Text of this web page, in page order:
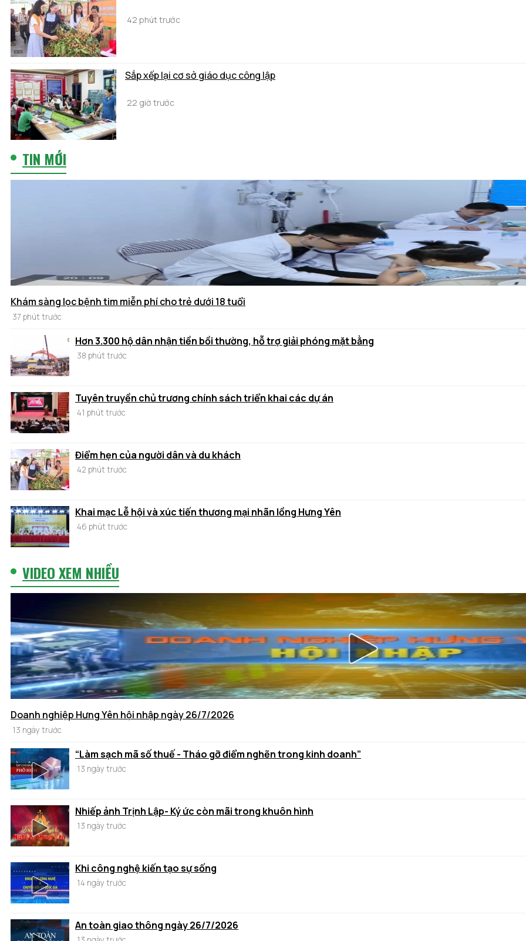
42 phút trước
Sắp xếp lại cơ sở giáo dục công lập
22 giờ trước
TIN MỚI
Khám sàng lọc bệnh tim miễn phí cho trẻ dưới 18 tuổi
37 phút trước
Hơn 3.300 hộ dân nhận tiền bồi thường, hỗ trợ giải phóng mặt bằng
38 phút trước
Tuyên truyền chủ trương chính sách triển khai các dự án
41 phút trước
Điểm hẹn của người dân và du khách
42 phút trước
Khai mạc Lễ hội và xúc tiến thương mại nhãn lồng Hưng Yên
46 phút trước
VIDEO XEM NHIỀU
Doanh nghiệp Hưng Yên hội nhập ngày 26/7/2026
13 ngày trước
“Làm sạch mã số thuế - Tháo gỡ điểm nghẽn trong kinh doanh”
13 ngày trước
Nhiếp ảnh Trịnh Lập- Ký ức còn mãi trong khuôn hình
13 ngày trước
Khi công nghệ kiến tạo sự sống
14 ngày trước
An toàn giao thông ngày 26/7/2026